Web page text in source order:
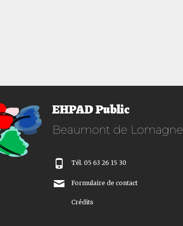
EHPAD Public
Beaumont de Lomagne
Tél. 05 63 26 15 30
Formulaire de contact
Crédits